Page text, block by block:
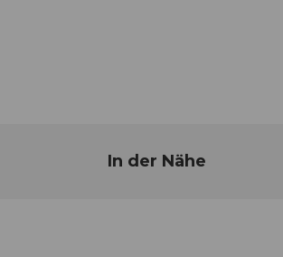
In der Nähe